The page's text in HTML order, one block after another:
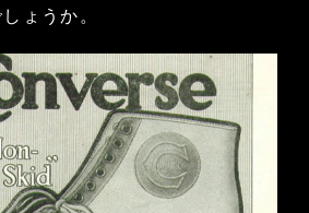
ょうか。